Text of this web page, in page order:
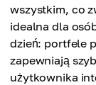
wszystkim, co
idealna dla
dzień: portfele
zapewniają
użytkownika